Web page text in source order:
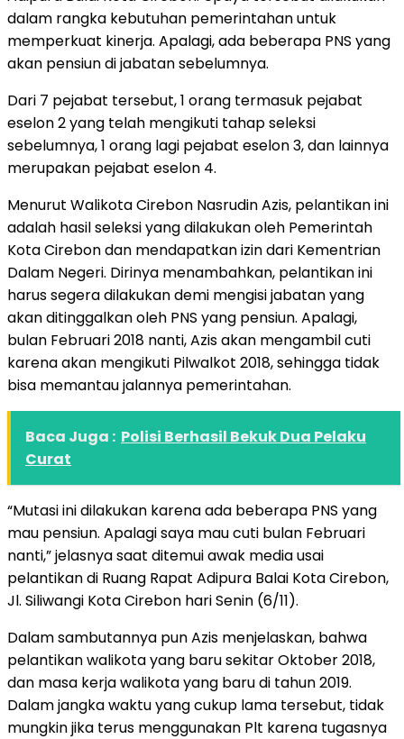
dalam rangka kebutuhan pemerintahan untuk
memperkuat kinerja. Apalagi, ada beberapa PNS yang
akan pensiun di jabatan sebelumnya.
Dari 7 pejabat tersebut, 1 orang termasuk pejabat
eselon 2 yang telah mengikuti tahap seleksi
sebelumnya, 1 orang lagi pejabat eselon 3, dan lainnya
merupakan pejabat eselon 4.
Menurut Walikota Cirebon Nasrudin Azis, pelantikan ini
adalah hasil seleksi yang dilakukan oleh Pemerintah
Kota Cirebon dan mendapatkan izin dari Kementrian
Dalam Negeri. Dirinya menambahkan, pelantikan ini
harus segera dilakukan demi mengisi jabatan yang
akan ditinggalkan oleh PNS yang pensiun. Apalagi,
bulan Februari 2018 nanti, Azis akan mengambil cuti
karena akan mengikuti Pilwalkot 2018, sehingga tidak
bisa memantau jalannya pemerintahan.
Baca Juga : Polisi Berhasil Bekuk Dua Pelaku
Curat
“Mutasi ini dilakukan karena ada beberapa PNS yang
mau pensiun. Apalagi saya mau cuti bulan Februari
nanti,” jelasnya saat ditemui awak media usai
pelantikan di Ruang Rapat Adipura Balai Kota Cirebon,
Jl. Siliwangi Kota Cirebon hari Senin (6/11).
Dalam sambutannya pun Azis menjelaskan, bahwa
pelantikan walikota yang baru sekitar Oktober 2018,
dan masa kerja walikota yang baru di tahun 2019.
Dalam jangka waktu yang cukup lama tersebut, tidak
mungkin jika terus menggunakan Plt karena tugasnya